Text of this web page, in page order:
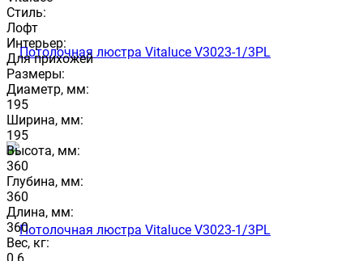
Стиль:
Лофт
Интерьер:
Для прихожей
Размеры:
Диаметр, мм:
195
Ширина, мм:
195
Высота, мм:
360
Глубина, мм:
360
Длина, мм:
360
Вес, кг: